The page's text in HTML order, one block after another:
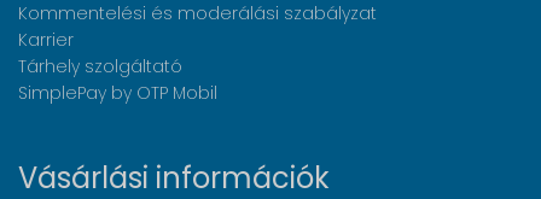
Kommentelési és moderálási szabályzat
Karrier
Tárhely szolgáltató
SimplePay by OTP Mobil
Vásárlási információk